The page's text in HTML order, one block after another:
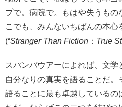
プで。病院で。もはや失うも
こでも、みんないちばんの本心
(“Stranger Than Fiction ： True
スパンバウアーによれば、文学
自分なりの真実を語ることだ
語ることに最も卓越しているの